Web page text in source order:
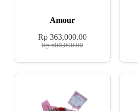
Amour
Rp600,000.00
Rp363,000.00